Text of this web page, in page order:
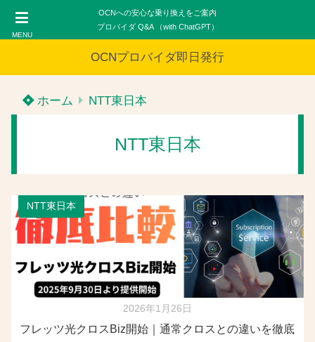
MENU
OCNへの安心な乗り換えをご案内
プロバイダ Q&A （with ChatGPT）
OCNプロバイダ即日発行
ホーム NTT東日本
NTT東日本
NTT東日本
2026年1月26日
フレッツ光クロスBiz開始｜通常クロスとの違いを徹底